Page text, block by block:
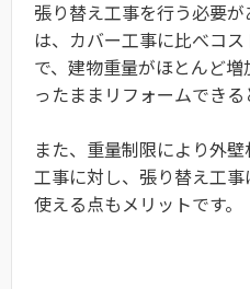
張り替え工事を行う必要
は、カバー工事に比べコ
で、建物重量がほとんど
ったままリフォームできる
また、重量制限により外
工事に対し、張り替え工
使える点もメリットです。